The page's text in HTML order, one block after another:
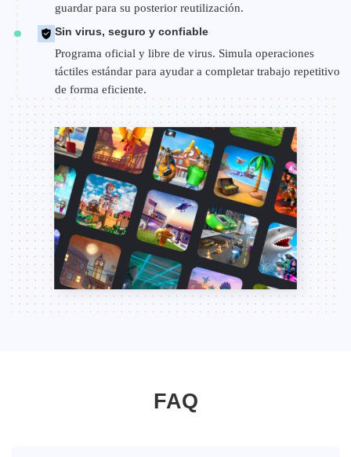
guardar para su posterior reutilización.
Sin virus, seguro y confiable
Programa oficial y libre de virus. Simula operaciones
táctiles estándar para ayudar a completar trabajo repetitivo
de forma eficiente.
FAQ